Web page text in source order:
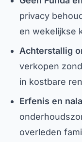
privacy
en wekelijkse
Achterstallig
verkopen
in kostbare
Erfenis en
overleden